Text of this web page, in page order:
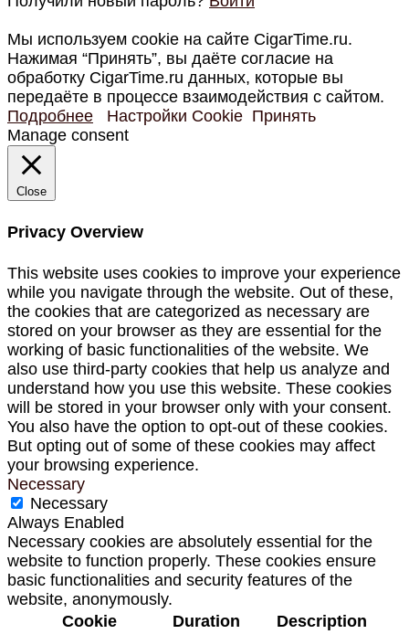
Мы используем cookie на сайте CigarTime.ru.
Нажимая “Принять”, вы даёте согласие на
обработку CigarTime.ru данных, которые вы
передаёте в процессе взаимодействия с сайтом.
Подробнее
Настройки Cookie Принять
Manage consent
Close
Privacy Overview
This website uses cookies to improve your experience
while you navigate through the website. Out of these,
the cookies that are categorized as necessary are
stored on your browser as they are essential for the
working of basic functionalities of the website. We
also use third-party cookies that help us analyze and
understand how you use this website. These cookies
will be stored in your browser only with your consent.
You also have the option to opt-out of these cookies.
But opting out of some of these cookies may affect
your browsing experience.
Necessary
Necessary
Always Enabled
Necessary cookies are absolutely essential for the
website to function properly. These cookies ensure
basic functionalities and security features of the
website, anonymously.
Cookie
Duration Description